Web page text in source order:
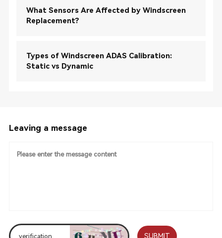
What Sensors Are Affected by Windscreen
Replacement?
Types of Windscreen ADAS Calibration:
Static vs Dynamic
Leaving a message
SUBMIT